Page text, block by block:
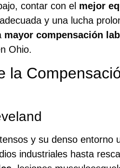
contar con el mejor
y una lucha
mayor compensación
Ohio.
la
y su denso
industriales hasta